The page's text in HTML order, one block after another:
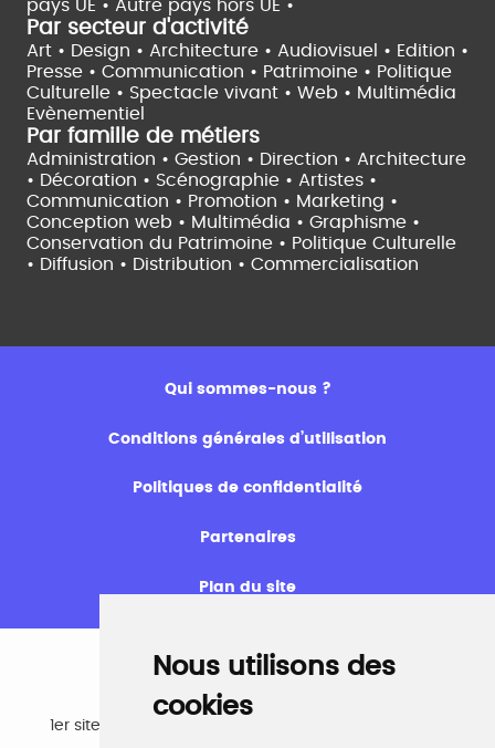
Nous utilisons des
cookies
pays UE • Autre pays hors UE •
Par secteur d'activité
Art • Design • Architecture • Audiovisuel • Edition •
Presse • Communication • Patrimoine • Politique
Culturelle • Spectacle vivant • Web • Multimédia
Evènementiel
Par famille de métiers
Administration • Gestion • Direction • Architecture
• Décoration • Scénographie • Artistes •
Communication • Promotion • Marketing •
Conception web • Multimédia • Graphisme •
Conservation du Patrimoine • Politique Culturelle
• Diffusion • Distribution • Commercialisation
Qui sommes-nous ?
Conditions générales d’utilisation
Politiques de confidentialité
Partenaires
Plan du site
Emploi
1er site emploi du secteur culturel 784.000 visites et